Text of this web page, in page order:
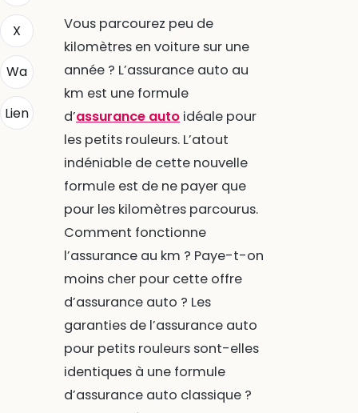
X
Wa
Lien
Vous parcourez peu de
kilomètres en voiture sur une
année ? L’assurance auto au
km est une formule
d’assurance autoidéale pour
les petits rouleurs. L’atout
indéniable de cette nouvelle
formule est de ne payer que
pour les kilomètres parcourus.
Comment fonctionne
l’assurance au km ? Paye-t-on
moins cher pour cette offre
d’assurance auto ? Les
garanties de l’assurance auto
pour petits rouleurs sont-elles
identiques à une formule
d’assurance auto classique ?